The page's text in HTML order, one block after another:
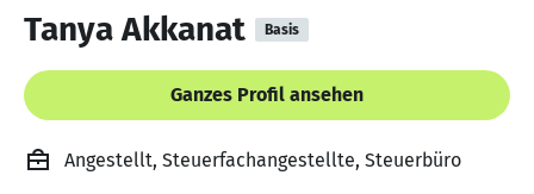
Tanya Akkanat Basis
Ganzes Profil ansehen
Angestellt, Steuerfachangestellte, Steuerbüro